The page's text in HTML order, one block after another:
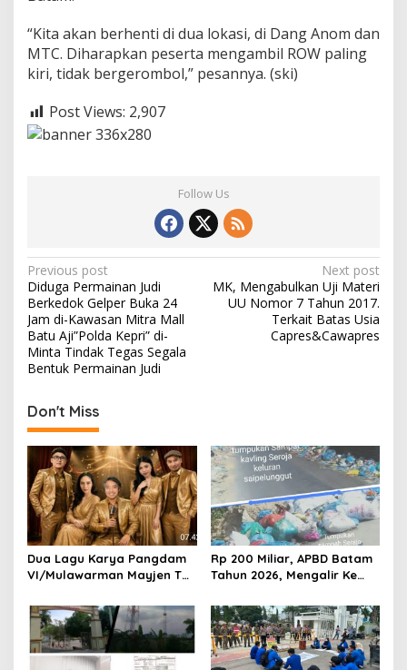
“Kita akan berhenti di dua lokasi, di Dang Anom dan
MTC. Diharapkan peserta mengambil ROW paling
kiri, tidak bergerombol,” pesannya. (ski)
Post Views: 2,907
Follow Us
P
o
s
t
n
a
v
i
g
a
t
i
o
n
Previous post
Diduga Permainan Judi
Berkedok Gelper Buka 24
Jam di-Kawasan Mitra Mall
Batu Aji”Polda Kepri” di-
Minta Tindak Tegas Segala
Bentuk Permainan Judi
Next post
MK, Mengabulkan Uji Materi
UU Nomor 7 Tahun 2017.
Terkait Batas Usia
Capres&Cawapres
Don't Miss
Dua Lagu Karya Pangdam
VI/Mulawarman Mayjen TNI
Singing Competition HUT
Ke-81 RI
Rp 200 Miliar, APBD Batam
Tahun 2026, Mengalir Ke
Batam, Belum Berhasil
Bereskan Sampah